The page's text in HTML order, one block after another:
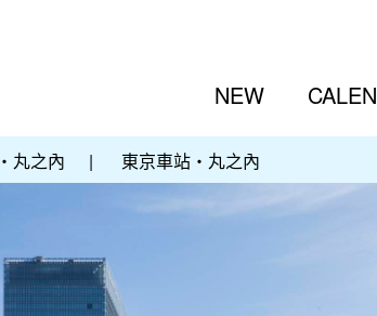
NEW
丸之內 | 東京車站・丸之內